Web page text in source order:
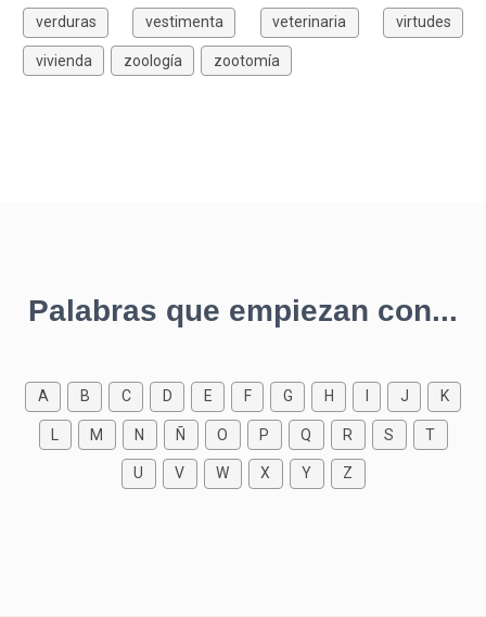
verduras vestimenta veterinaria virtudes
vivienda zoología zootomía
Palabras que empiezan con...
A B C D E F G H J K
M N Ñ O P Q R S T
U V W X Y Z